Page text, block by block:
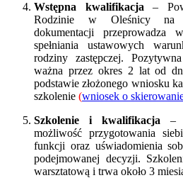
Wstępna kwalifikacja–
Rodzinie w Oleśnicy na
dokumentacji przeprowadza
spełniania ustawowych
rodziny zastępczej.
ważna przez okres 2 lat od
podstawie złożonego wniosku
szkolenie (wniosek o
Szkolenie i kwalifikacja–
możliwość przygotowania
funkcji oraz uświadomienia
podejmowanej decyzji.
warsztatową i trwa około 3